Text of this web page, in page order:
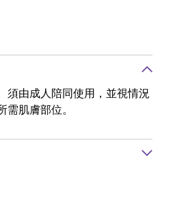
須由成人陪同使用，並視情況
需肌膚部位。